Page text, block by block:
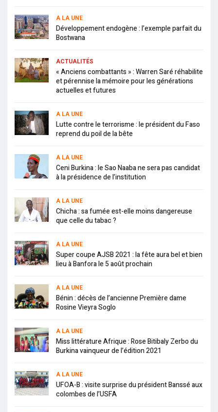
A LA UNE
Développement endogène : l’exemple parfait du
Bostwana
ACTUALITÉS
« Anciens combattants » : Warren Saré réhabilite
et pérennise la mémoire pour les générations
actuelles et futures
A LA UNE
Lutte contre le terrorisme : le président du Faso
reprend du poil de la bête
A LA UNE
Ceni Burkina : le Sao Naaba ne sera pas candidat
à la présidence de l’institution
A LA UNE
Chicha : sa fumée est-elle moins dangereuse
que celle du tabac ?
A LA UNE
Super coupe AJSB 2021 : la fête aura bel et bien
lieu à Banfora le 5 août prochain
A LA UNE
Bénin : décès de l’ancienne Première dame
Rosine Vieyra Soglo
A LA UNE
Miss littérature Afrique : Rose Bitibaly Zerbo du
Burkina vainqueur de l’édition 2021
A LA UNE
UFOA-B : visite surprise du président Banssé aux
colombes de l’USFA